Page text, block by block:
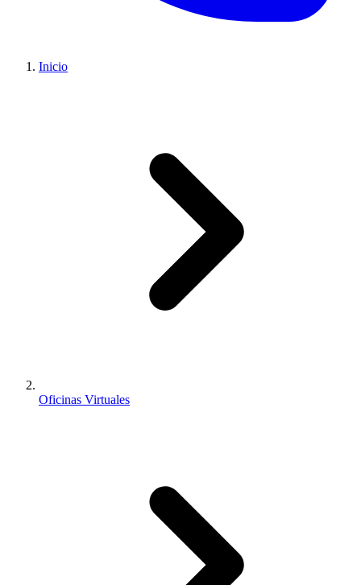
Inicio
Oficinas Virtuales